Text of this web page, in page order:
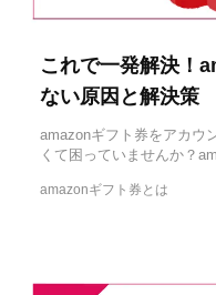
これで一発解決！
ない原因と解決策
amazonギフト券をアカウ
くて困っていませんか？
amazonギフト券とは